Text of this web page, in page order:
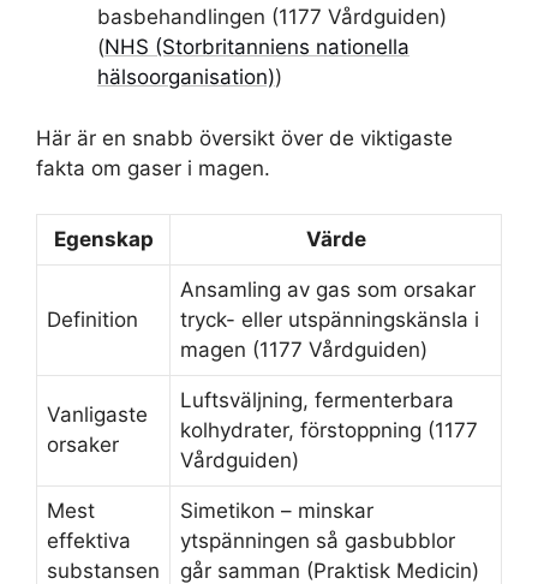
basbehandlingen (1177 Vårdguiden)
(NHS (Storbritanniens nationella
hälsoorganisation))
Här är en snabb översikt över de viktigaste
fakta om gaser i magen.
Egenskap Värde
Definition
Ansamling av gas som orsakar
tryck- eller utspänningskänsla i
magen (1177 Vårdguiden)
Vanligaste
orsaker
Luftsväljning, fermenterbara
kolhydrater, förstoppning (1177
Vårdguiden)
Mest
effektiva
substansen
Simetikon – minskar
ytspänningen så gasbubblor
går samman (Praktisk Medicin)